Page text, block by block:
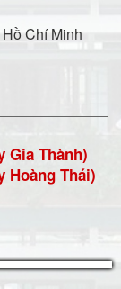
Chí Minh
Gia Thành)
Hoàng Thái)